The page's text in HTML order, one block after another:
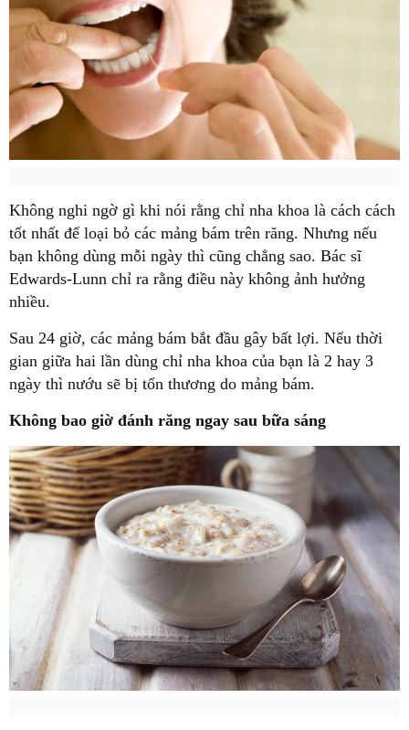
Không nghi ngờ gì khi nói rằng chỉ nha khoa là cách cách
tốt nhất để loại bỏ các mảng bám trên răng. Nhưng nếu
bạn không dùng mỗi ngày thì cũng chẳng sao. Bác sĩ
Edwards-Lunn chỉ ra rằng điều này không ảnh hưởng
nhiều.
Sau 24 giờ, các mảng bám bắt đầu gây bất lợi. Nếu thời
gian giữa hai lần dùng chỉ nha khoa của bạn là 2 hay 3
ngày thì nướu sẽ bị tổn thương do mảng bám.
Không bao giờ đánh răng ngay sau bữa sáng